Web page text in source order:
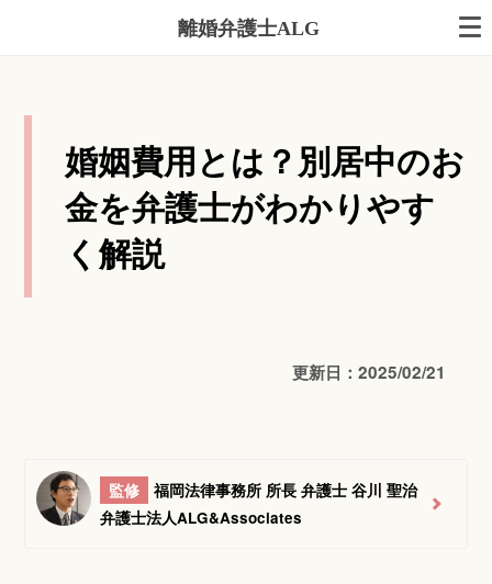
離婚弁護士ALG
婚姻費用とは？別居中のお
金を弁護士がわかりやす
く解説
更新日：2025/02/21
監修
福岡法律事務所 所長 弁護士 谷川 聖治
弁護士法人ALG&Associates